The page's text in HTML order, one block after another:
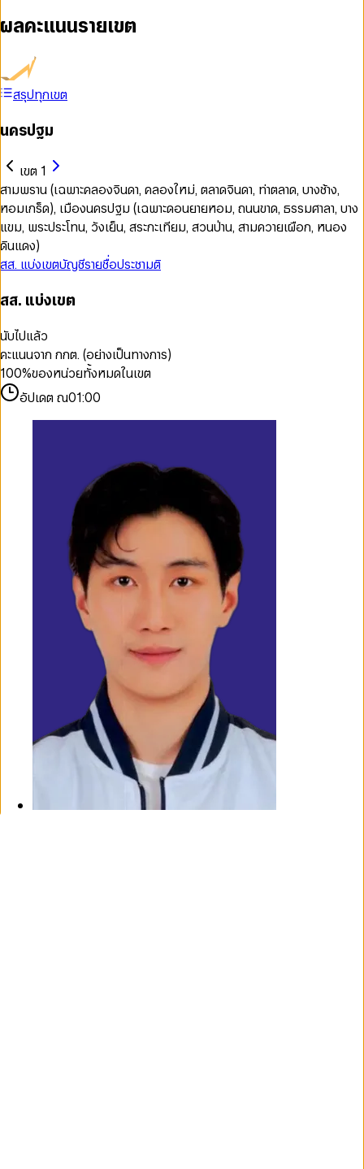
ผลคะแนนรายเขต
สรุปทุกเขต
นครปฐม
เขต 1
สามพราน (เฉพาะคลองจินดา, คลองใหม่, ตลาดจินดา, ท่าตลาด, บางช้าง,
หอมเกร็ด), เมืองนครปฐม (เฉพาะดอนยายหอม, ถนนขาด, ธรรมศาลา, บาง
แขม, พระประโทน, วังเย็น, สระกะเทียม, สวนป่าน, สามควายเผือก, หนอง
ดินแดง)
สส. แบ่งเขตบัญชีรายชื่อประชามติ
สส. แบ่งเขต
นับไปแล้ว
คะแนนจาก กกต. (อย่างเป็นทางการ)
100%ของหน่วยทั้งหมดในเขต
อัปเดต ณ01:00